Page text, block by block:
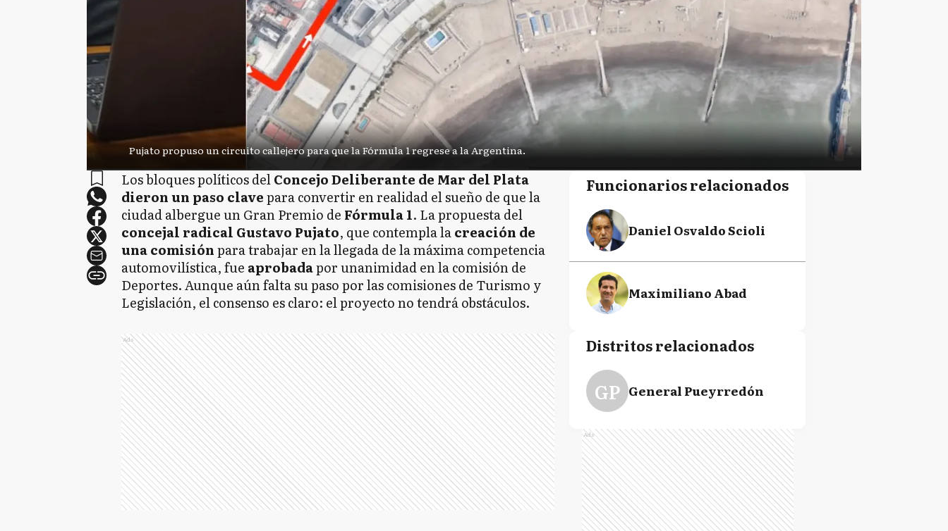
Pujato propuso un circuito callejero para que la Fórmula 1 regrese a la Argentina.
Los bloques políticos delConcejo Deliberante de Mar del Plata
dieron un paso clavepara convertir en realidad el sueño de que la
ciudad albergue un Gran Premio de Fórmula 1. La propuesta del
concejal radical Gustavo Pujato, que contempla lacreación de
una comisiónpara trabajar en la llegada de la máxima competencia
automovilística, fue aprobadapor unanimidad en la comisión de
Deportes. Aunque aún falta su paso por las comisiones de Turismo y
Legislación, el consenso es claro: el proyecto no tendrá obstáculos.
Ads
Funcionarios relacionados
Daniel Osvaldo Scioli
Maximiliano Abad
Distritos relacionados
GP General Pueyrredón
Ads